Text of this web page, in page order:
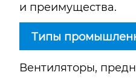
и преимущества.
Типы
Вентиляторы,